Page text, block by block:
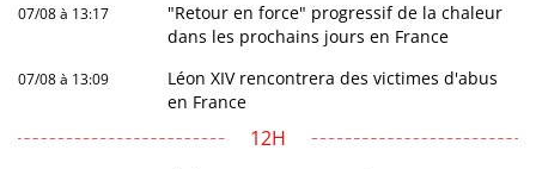
07/08 à 13:17
"Retour en force" progressif de la chaleur
dans les prochains jours en France
07/08 à 13:09
Léon XIV rencontrera des victimes d'abus
en France
12H